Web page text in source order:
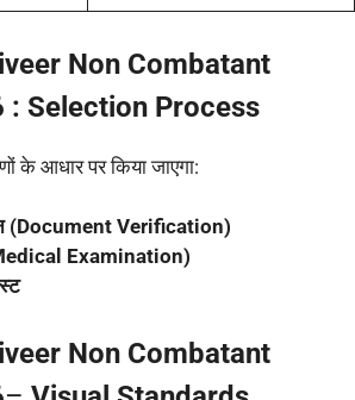
Non Combatant
: Selection Process
के आधार पर किया जाएगा:
(Document Verification)
Examination)
Non Combatant